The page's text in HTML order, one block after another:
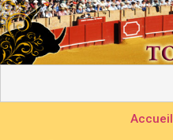
Accueil